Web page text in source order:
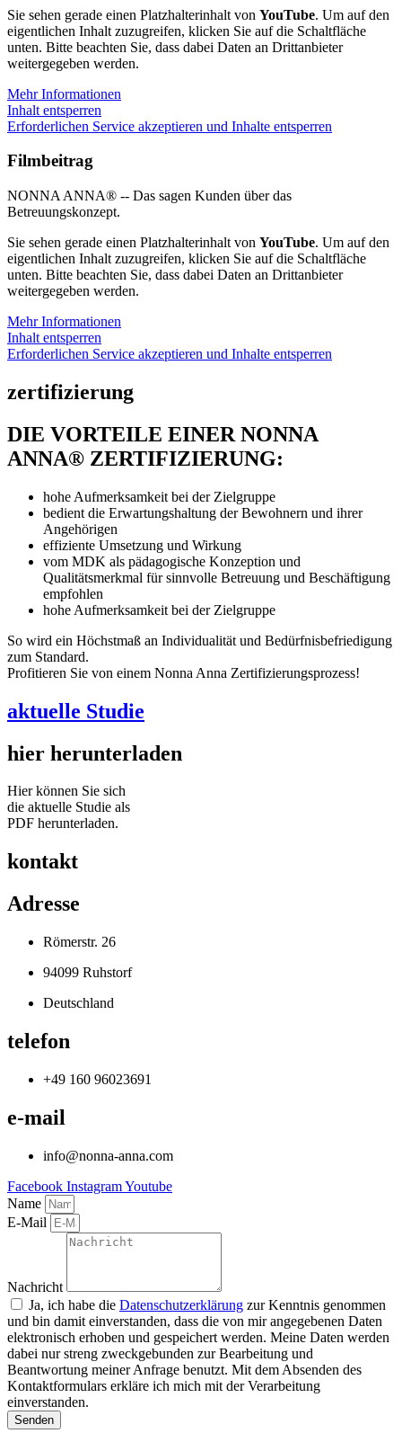
Sie sehen gerade einen Platzhalterinhalt von YouTube. Um auf den
eigentlichen Inhalt zuzugreifen, klicken Sie auf die Schaltfläche
unten. Bitte beachten Sie, dass dabei Daten an Drittanbieter
weitergegeben werden.
Mehr Informationen
Inhalt entsperren
Erforderlichen Service akzeptieren und Inhalte entsperren
Filmbeitrag
NONNA ANNA® -- Das sagen Kunden über das
Betreuungskonzept.
Sie sehen gerade einen Platzhalterinhalt von YouTube. Um auf den
eigentlichen Inhalt zuzugreifen, klicken Sie auf die Schaltfläche
unten. Bitte beachten Sie, dass dabei Daten an Drittanbieter
weitergegeben werden.
Mehr Informationen
Inhalt entsperren
Erforderlichen Service akzeptieren und Inhalte entsperren
zertifizierung
DIE VORTEILE EINER NONNA
ANNA® ZERTIFIZIERUNG:
hohe Aufmerksamkeit bei der Zielgruppe
bedient die Erwartungshaltung der Bewohnern und ihrer
Angehörigen
effiziente Umsetzung und Wirkung
vom MDK als pädagogische Konzeption und
Qualitätsmerkmal für sinnvolle Betreuung und Beschäftigung
empfohlen
hohe Aufmerksamkeit bei der Zielgruppe
So wird ein Höchstmaß an Individualität und Bedürfnisbefriedigung
zum Standard.
Profitieren Sie von einem Nonna Anna Zertifizierungsprozess!
aktuelle Studie
hier herunterladen
Hier können Sie sich
die aktuelle Studie als
PDF herunterladen.
kontakt
Adresse
Römerstr. 26
94099 Ruhstorf
Deutschland
telefon
+49 160 96023691
e-mail
info@nonna-anna.com
Facebook InstagramYoutube
Name
E-Mail
Nachricht
Ja, ich habe die Datenschutzerklärung zur Kenntnis genommen
und bin damit einverstanden, dass die von mir angegebenen Daten
elektronisch erhoben und gespeichert werden. Meine Daten werden
dabei nur streng zweckgebunden zur Bearbeitung und
Beantwortung meiner Anfrage benutzt. Mit dem Absenden des
Kontaktformulars erkläre ich mich mit der Verarbeitung
einverstanden.
Senden